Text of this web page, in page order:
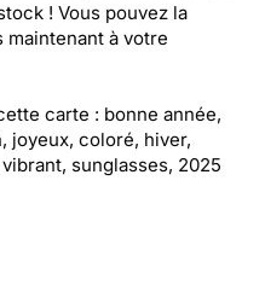
! Vous pouvez la
à votre
carte : bonne année,
joyeux, coloré, hiver,
sunglasses, 2025